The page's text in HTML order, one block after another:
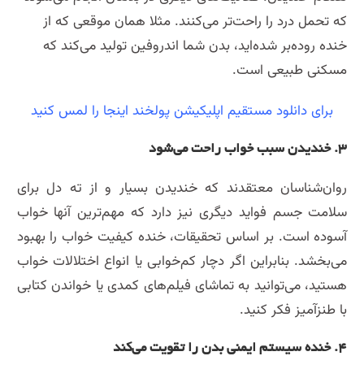
که تحمل درد را راحت‌تر می‌کنند. مثلا همان موقعی که از
خنده روده‌بر شده‌اید، بدن شما اندروفین‌ تولید می‌کند که
مسکنی طبیعی است.
برای دانلود مستقیم اپلیکیشن پولخند اینجا را لمس کنید
۳. خندیدن سبب خواب راحت می‌شود
روان‌شناسان معتقدند که خندیدن بسیار و از ته دل برای
سلامت جسم فواید دیگری نیز دارد که مهم‌ترین آنها خواب
آسوده است. بر اساس تحقیقات، خنده کیفیت خواب را بهبود
می‌بخشد. بنابراین اگر دچار کم‌خوابی یا انواع اختلالات خواب
هستید، می‌توانید به تماشای فیلم‌های کمدی یا خواندن کتابی
با طنزآمیز فکر کنید.
۴. خنده سیستم ایمنی بدن را تقویت می‌کند